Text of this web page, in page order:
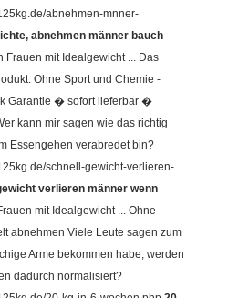
abnehmen-mnner-
abnehmen männer bauch
Frauen mit Idealgewicht ... Das
Ohne Sport und Chemie -
Garantie � sofort lieferbar �
kann mir sagen wie das richtig
Essengehen verabredet bin?
schnell-gewicht-verlieren-
verlieren männer wenn
mit Idealgewicht ... Ohne
abnehmen Viele Leute sagen zum
Arme bekommen habe, werden
dadurch normalisiert?